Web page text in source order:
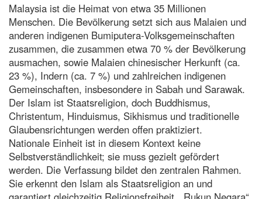
Malaysia ist die Heimat von etwa 35 Millionen
Menschen. Die Bevölkerung setzt sich aus Malaien und
anderen indigenen Bumiputera-Volksgemeinschaften
zusammen, die zusammen etwa 70 % der Bevölkerung
ausmachen, sowie Malaien chinesischer Herkunft (ca.
23 %), Indern (ca. 7 %) und zahlreichen indigenen
Gemeinschaften, insbesondere in Sabah und Sarawak.
Der Islam ist Staatsreligion, doch Buddhismus,
Christentum, Hinduismus, Sikhismus und traditionelle
Glaubensrichtungen werden offen praktiziert.
Nationale Einheit ist in diesem Kontext keine
Selbstverständlichkeit; sie muss gezielt gefördert
werden. Die Verfassung bildet den zentralen Rahmen.
Sie erkennt den Islam als Staatsreligion an und